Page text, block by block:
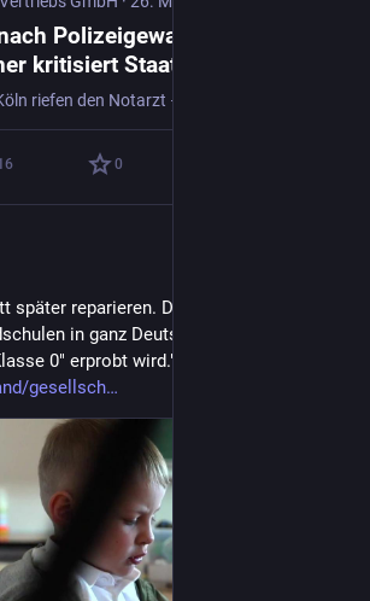
Polizeigewalt im Koma:
kritisiert Staatsanwaltschaft
0
später reparieren. Die Brocker Schule ist
in ganz Deutschland, in denen seit
0" erprobt wird."
gesellsch